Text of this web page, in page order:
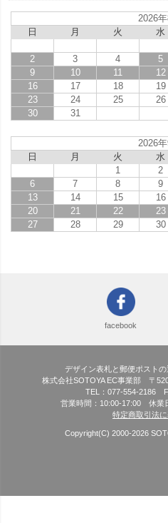
2026年
日
月 火 水
2
3 4 5
9
10 11 12
16
17 18 19
23
24 25 26
30
31
2026年
日
月 火 水
1
2
6
7 8 9
13
14 15 16
20
21 22 23
27
28 29 30
facebook
デザイン表札と郵便ポスト
株式会社SOTOYA EC事業部 〒
TEL：077-554-2186
営業時間：10:00-17:00 休業
特定商取引法
Copyright(C) 2000-2026